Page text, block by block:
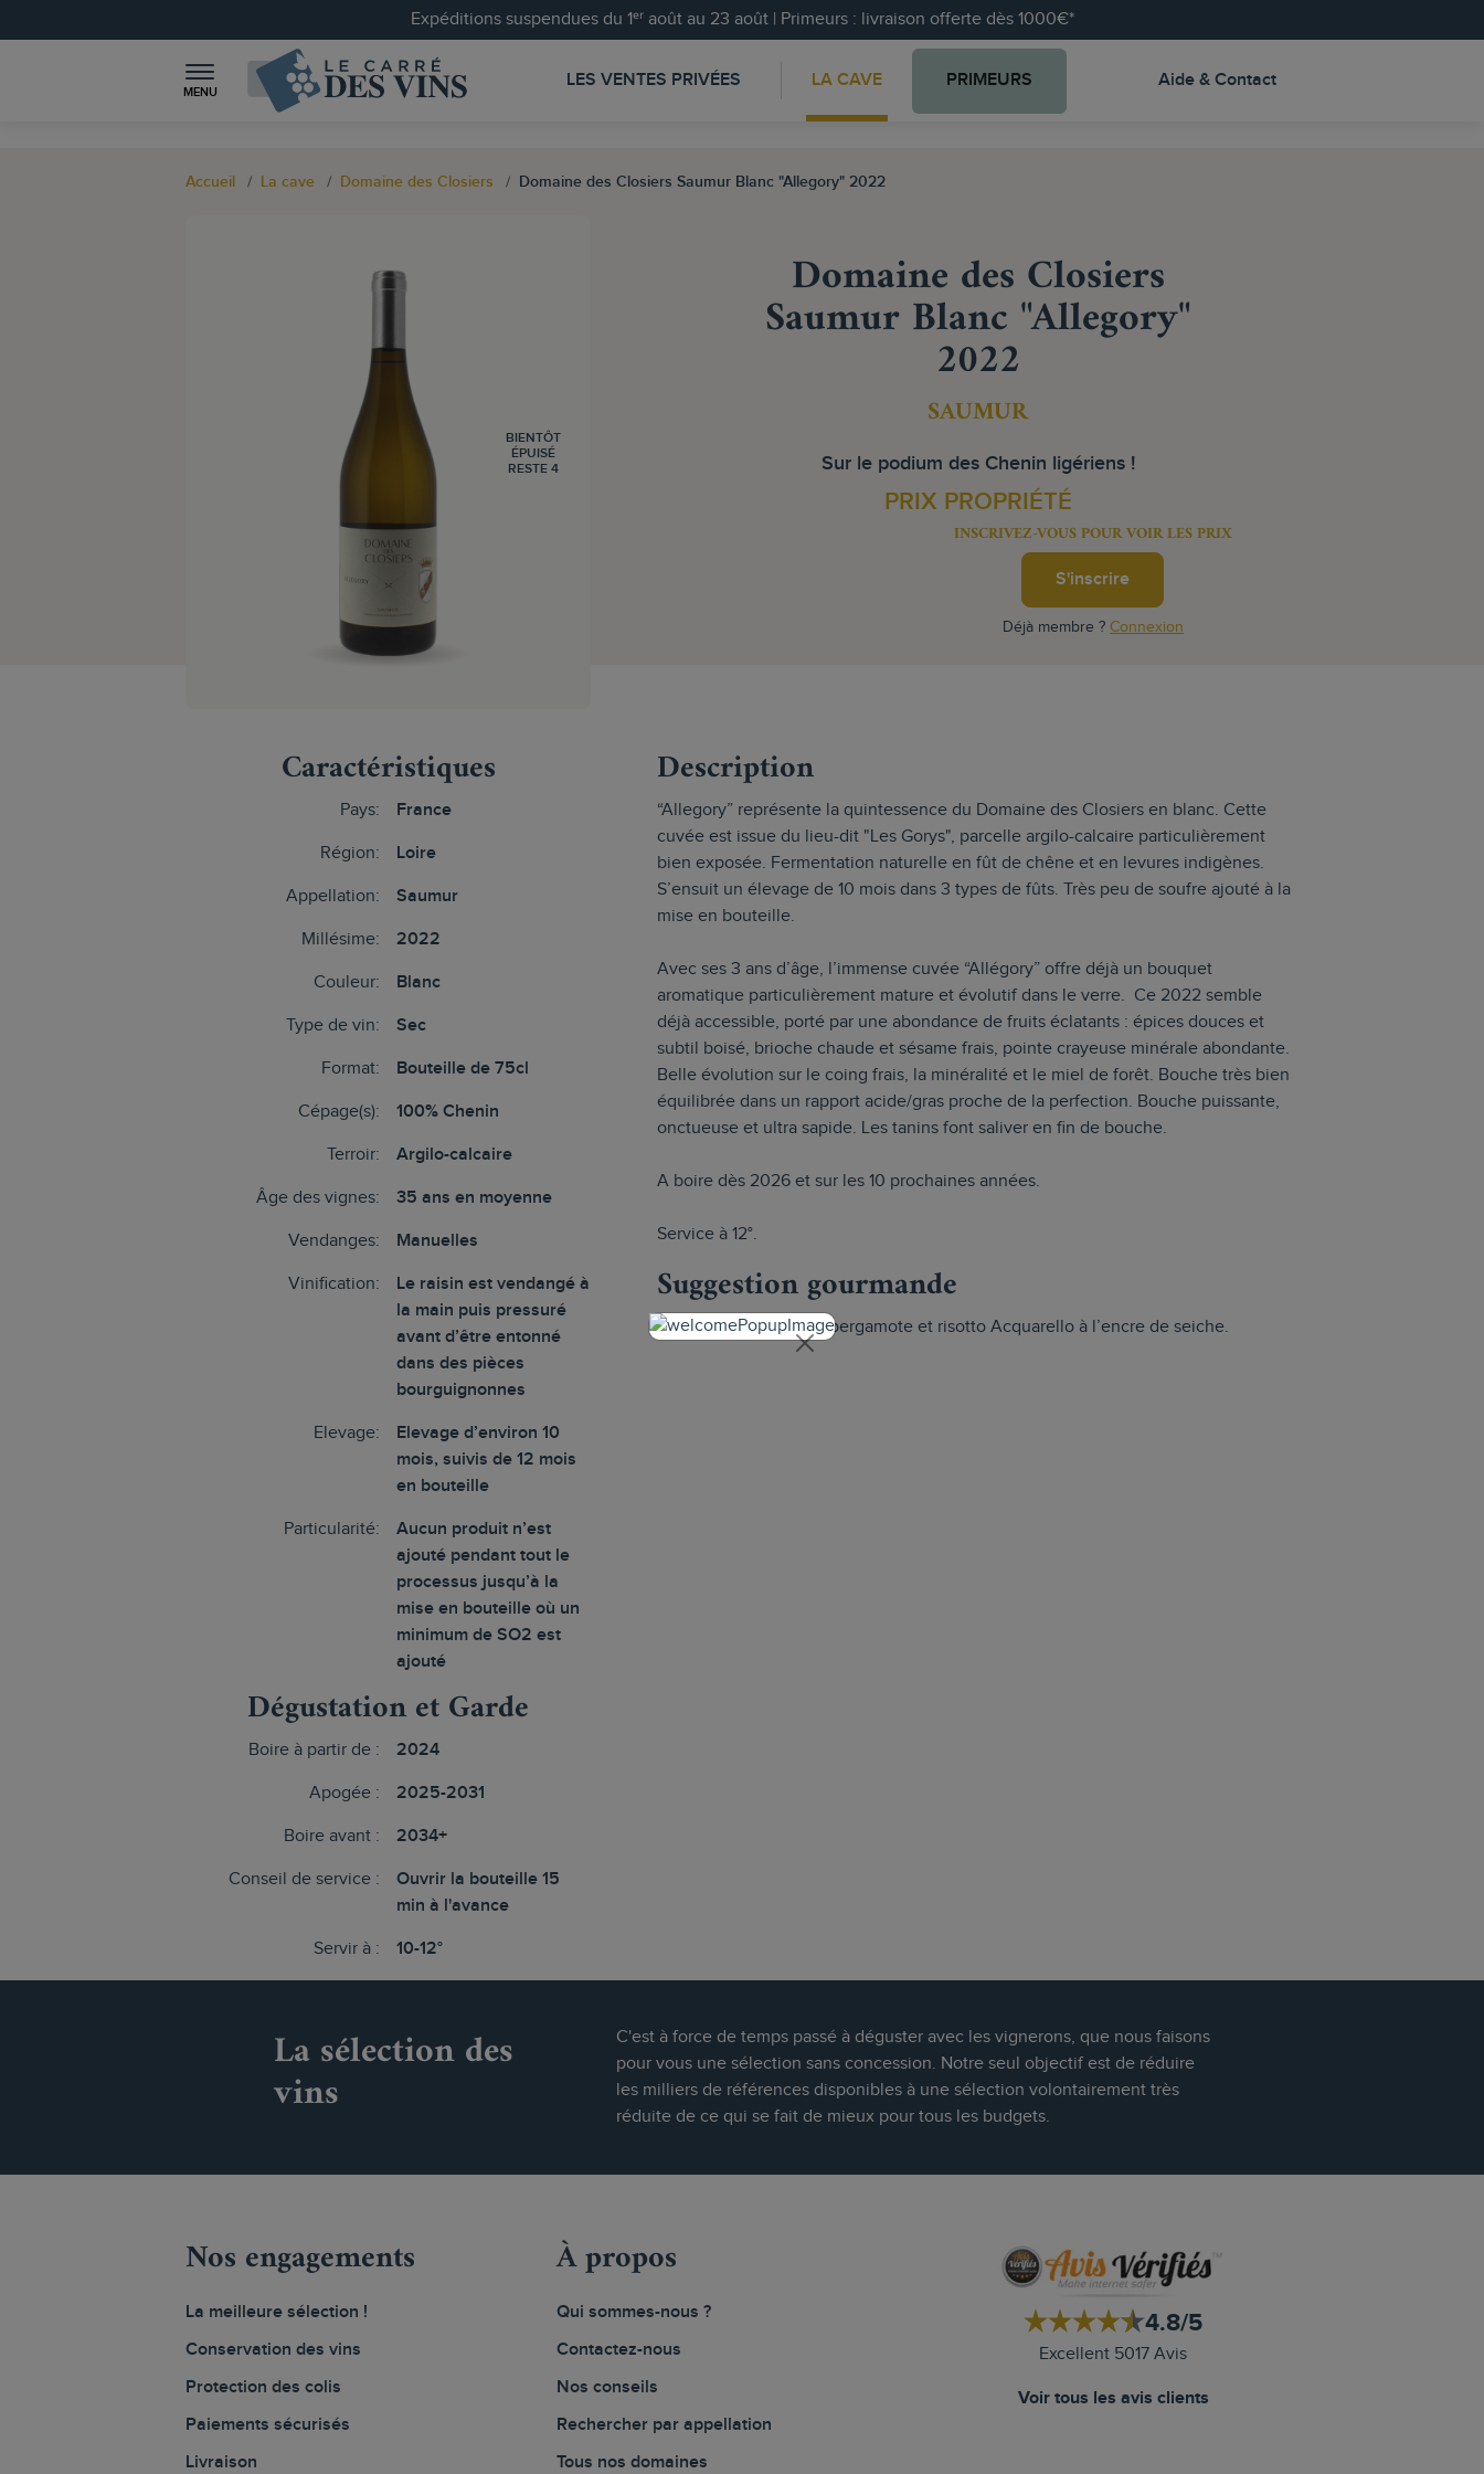
Expéditions suspendues du 1ᵉʳ août au 23 août | Primeurs : livraison offerte dès 1000€*
MENU
LES VENTES PRIVÉES LA CAVE PRIMEURS Aide & Contact
Accueil La cave Domaine des Closiers Domaine des Closiers Saumur Blanc "Allegory" 2022
BIENTÔT
ÉPUISÉ
RESTE 4
Domaine des Closiers
Saumur Blanc "Allegory"
2022
SAUMUR
Sur le podium des Chenin ligériens !
PRIX PROPRIÉTÉ
INSCRIVEZ-VOUS POUR VOIR LES PRIX
S'inscrire
Déjà membre ? Connexion
Caractéristiques
Pays: France
Région: Loire
Appellation: Saumur
Millésime: 2022
Couleur: Blanc
Type de vin: Sec
Format: Bouteille de 75cl
Cépage(s): 100% Chenin
Terroir: Argilo-calcaire
Âge des vignes: 35 ans en moyenne
Vendanges: Manuelles
Vinification:
Le raisin est vendangé à
la main puis pressuré
avant d’être entonné
dans des pièces
bourguignonnes
Elevage:
Elevage d’environ 10
mois, suivis de 12 mois
en bouteille
Particularité:
Aucun produit n’est
ajouté pendant tout le
processus jusqu’à la
mise en bouteille où un
minimum de SO2 est
ajouté
Dégustation et Garde
Boire à partir de : 2024
Apogée : 2025-2031
Boire avant : 2034+
Conseil de service :
Ouvrir la bouteille 15
min à l'avance
Servir à : 10-12°
Description
“Allegory” représente la quintessence du Domaine des Closiers en blanc. Cette
cuvée est issue du lieu-dit "Les Gorys", parcelle argilo-calcaire particulièrement
bien exposée. Fermentation naturelle en fût de chêne et en levures indigènes.
S’ensuit un élevage de 10 mois dans 3 types de fûts. Très peu de soufre ajouté à la
mise en bouteille.
Avec ses 3 ans d’âge, l’immense cuvée “Allégory” offre déjà un bouquet
aromatique particulièrement mature et évolutif dans le verre. Ce 2022 semble
déjà accessible, porté par une abondance de fruits éclatants : épices douces et
subtil boisé, brioche chaude et sésame frais, pointe crayeuse minérale abondante.
Belle évolution sur le coing frais, la minéralité et le miel de forêt. Bouche très bien
équilibrée dans un rapport acide/gras proche de la perfection. Bouche puissante,
onctueuse et ultra sapide. Les tanins font saliver en fin de bouche.
A boire dès 2026 et sur les 10 prochaines années.
Service à 12°.
Suggestion gourmande
Anguille beurre blanc/bergamote et risotto Acquarello à l’encre de seiche.
La sélection des
vins
C'est à force de temps passé à déguster avec les vignerons, que nous faisons
pour vous une sélection sans concession. Notre seul objectif est de réduire
les milliers de références disponibles à une sélection volontairement très
réduite de ce qui se fait de mieux pour tous les budgets.
Nos engagements
La meilleure sélection !
Conservation des vins
Protection des colis
Paiements sécurisés
Livraison
À propos
Qui sommes-nous ?
Contactez-nous
Nos conseils
Rechercher par appellation
Tous nos domaines
4.8/5
Excellent 5017 Avis
Voir tous les avis clients